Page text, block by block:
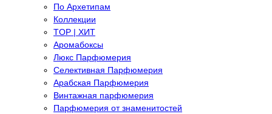
По Архетипам
Коллекции
TOP | ХИТ
Аромабоксы
Люкс Парфюмерия
Селективная Парфюмерия
Арабская Парфюмерия
Винтажная парфюмерия
Парфюмерия от знаменитостей